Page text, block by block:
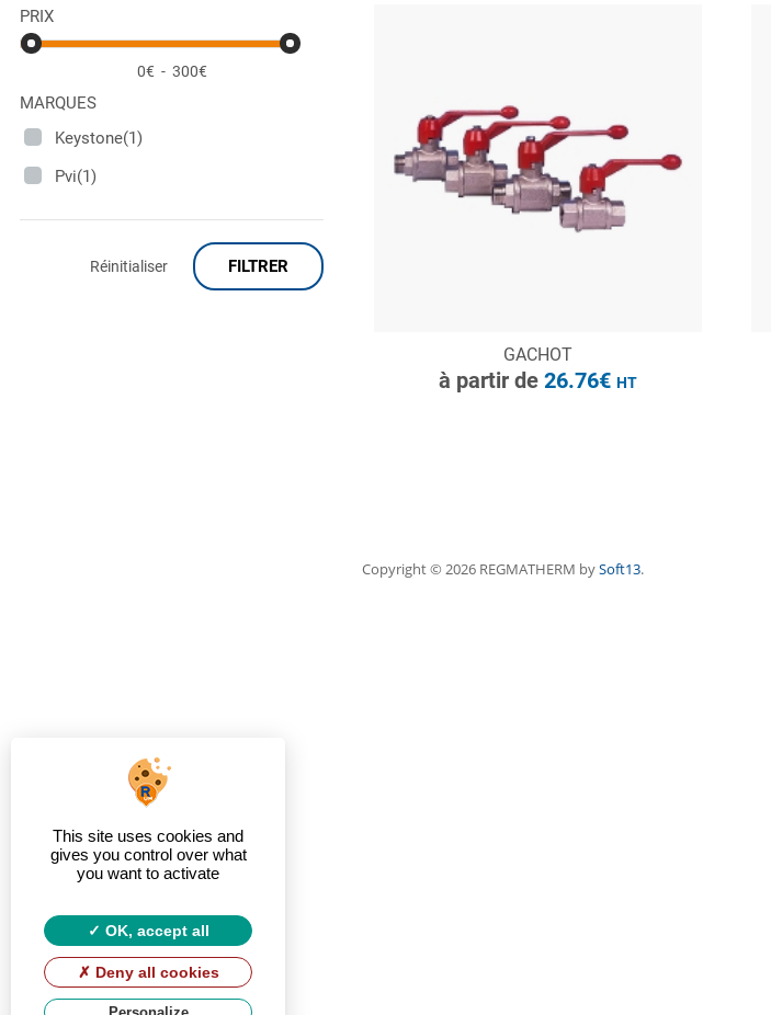
PRIX
0€ - 300€
MARQUES
Keystone(1)
Pvi(1)
Réinitialiser FILTRER
GACHOT
à partir de 26.76€ HT
Demande de devis
Copyright© 2026 REGMATHERM bySoft13.
This site uses cookies and
gives you control over what
you want to activate
OK, accept all
Deny all cookies